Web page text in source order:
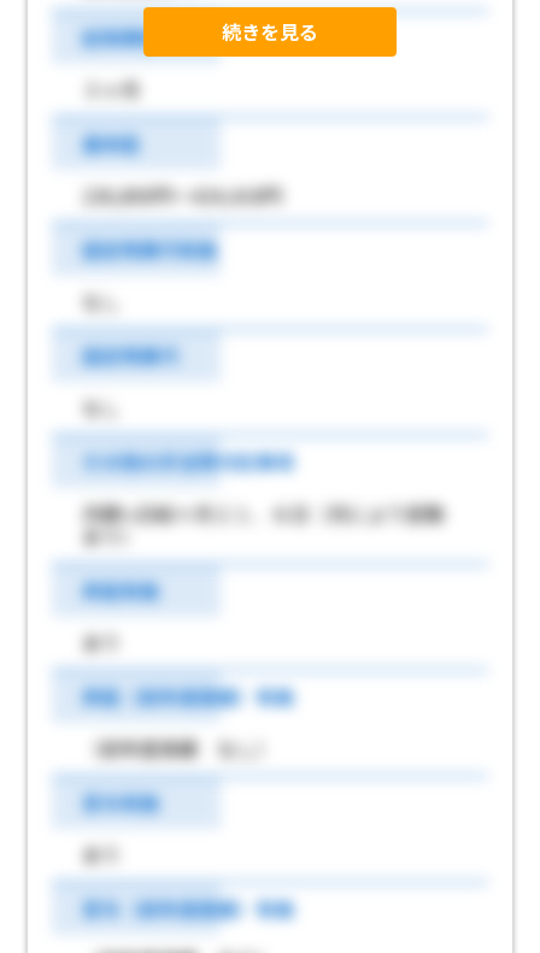
試用期間
３ヶ月
基本給
226,800円～424,418円
固定残業代有無
なし
固定残業代
なし
その他の手当等付記事項
月額≒日給×月２１．６日（月により変動
あり）
昇給有無
あり
昇給（前年度実績）有無
（前年度実績 なし）
賞与有無
あり
賞与（前年度実績）有無
続きを見る